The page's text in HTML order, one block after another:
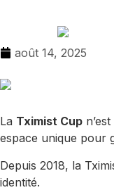
août 14, 2025
La Tximist Cup
espace unique pour
Depuis 2018, la
identité.